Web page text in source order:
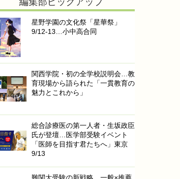
星野学園の文化祭「星華祭」
9/12-13…小中高合同
関西学院・初の全学校説明会…教
育現場から語られた「一貫教育の
魅力とこれから」
総合診療医の第一人者・生坂政臣
氏が登壇…医学部受験イベント
「医師を目指す君たちへ」東京
9/13